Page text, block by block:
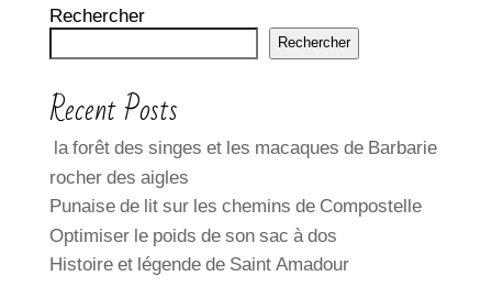
Rechercher
Rechercher
Recent Posts
la forêt des singes et les macaques de Barbarie
rocher des aigles
Punaise de lit sur les chemins de Compostelle
Optimiser le poids de son sac à dos
Histoire et légende de Saint Amadour